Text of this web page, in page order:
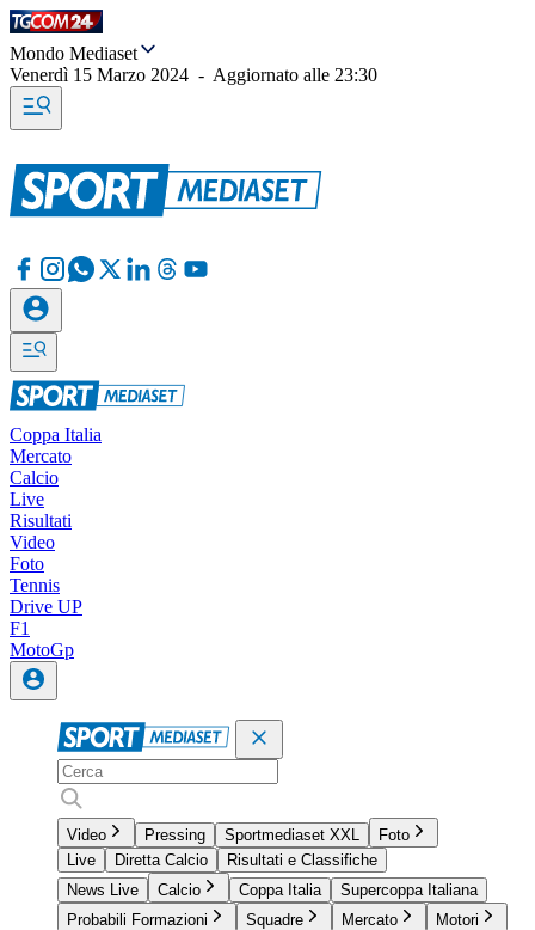
Mondo Mediaset
Venerdì 15 Marzo 2024 - Aggiornato alle 23:30
Coppa Italia
Mercato
Calcio
Live
Risultati
Video
Foto
Tennis
Drive UP
F1
MotoGp
Video Pressing Sportmediaset XXL
Foto
Live
Diretta Calcio
Risultati e Classifiche
News Live
Calcio Coppa Italia
Supercoppa Italiana
Probabili Formazioni
Squadre Mercato
Motori